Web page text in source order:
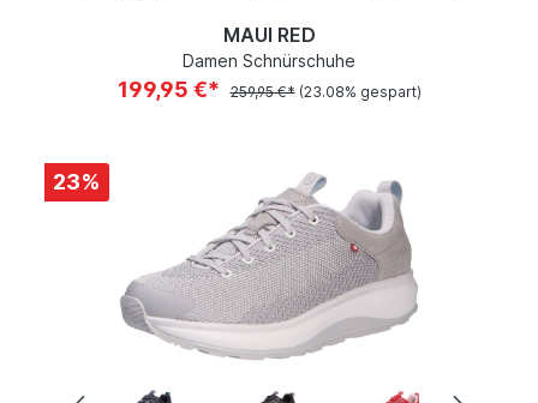
MAUI RED
Damen Schnürschuhe
199,95 €* 259,95 €* (23.08% gespart)
23%